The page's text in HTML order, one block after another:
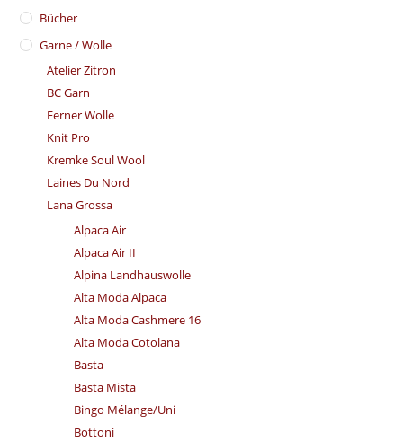
Bücher
Garne / Wolle
Atelier Zitron
BC Garn
Ferner Wolle
Knit Pro
Kremke Soul Wool
Laines Du Nord
Lana Grossa
Alpaca Air
Alpaca Air II
Alpina Landhauswolle
Alta Moda Alpaca
Alta Moda Cashmere 16
Alta Moda Cotolana
Basta
Basta Mista
Bingo Mélange/​Uni
Bottoni